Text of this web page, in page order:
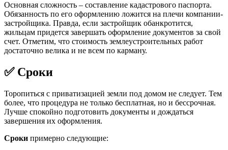
Основная сложность – составление кадастрового паспорта.
Обязанность по его оформлению ложится на плечи компании-
застройщика. Правда, если застройщик обанкротится,
жильцам придется завершать оформление документов за свой
счет. Отметим, что стоимость землеустроительных работ
достаточно велика и не всем по карману.
✅ Сроки
Торопиться с приватизацией земли под домом не следует. Тем
более, что процедура не только бесплатная, но и бессрочная.
Лучше спокойно подготовить документы и дождаться
завершения их оформления.
Сроки примерно следующие: